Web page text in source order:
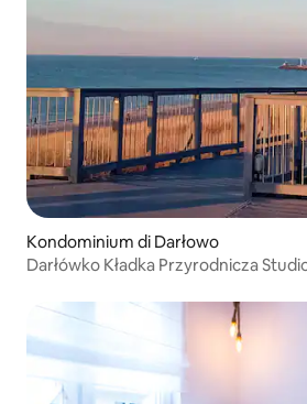
Kondominium di Darłowo
Darłówko Kładka Przyrodnicza